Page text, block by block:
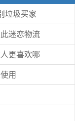
垃圾买家
迷恋物流
更喜欢哪
用